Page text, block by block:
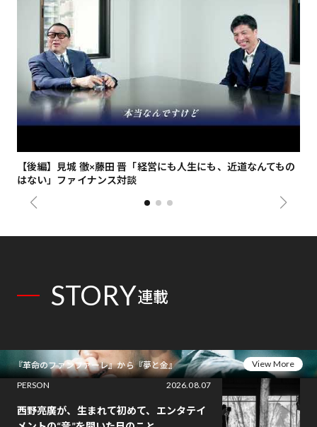
【後編】見城 徹×藤田 晋「経営にも人生にも、近道なんてもの
はない」ファイナンス対談
STORY連載
『革命のファンファーレ』から『夢と金』
View More
PERSON
2026.08.07
西野亮廣が、生まれて初めて、エンタテイ